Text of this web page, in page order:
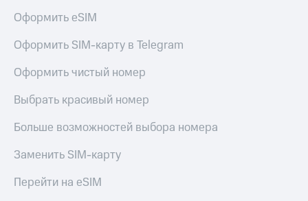
Оформить eSIM
Оформить SIM-карту в Telegram
Оформить чистый номер
Выбрать красивый номер
Больше возможностей выбора номера
Заменить SIM-карту
Перейти на eSIM